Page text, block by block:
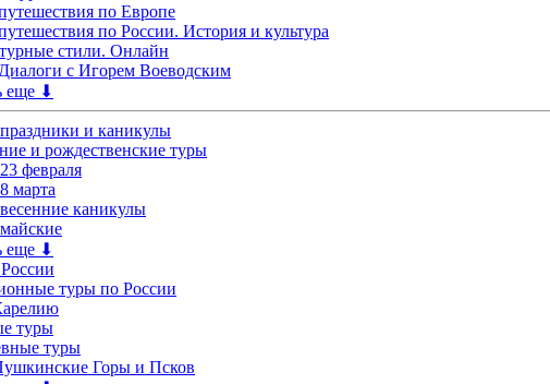
по Европе
по России. История и культура
стили. Онлайн
с Игорем Воеводским
еще ⬇
и каникулы
и рождественские туры
февраля
марта
каникулы
еще ⬇
туры по России
туры
туры
Горы и Псков